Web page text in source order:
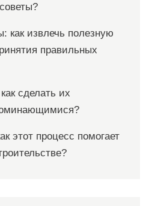
как извлечь полезную
правильных
сделать их
этот процесс помогает